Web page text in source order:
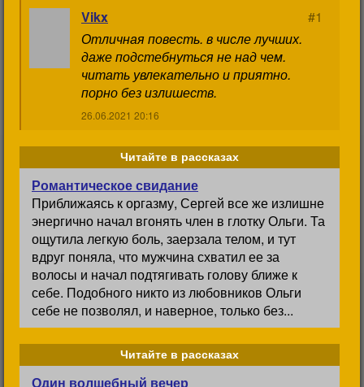
Vikx
#1
Отличная повесть. в числе лучших.
даже подстебнуться не над чем.
читать увлекательно и приятно.
порно без излишеств.
26.06.2021 20:16
Читайте в рассказах
Романтическое свидание
Приближаясь к оргазму, Сергей все же излишне
энергично начал вгонять член в глотку Ольги. Та
ощутила легкую боль, заерзала телом, и тут
вдруг поняла, что мужчина схватил ее за
волосы и начал подтягивать голову ближе к
себе. Подобного никто из любовников Ольги
себе не позволял, и наверное, только без...
Читайте в рассказах
Один волшебный вечер